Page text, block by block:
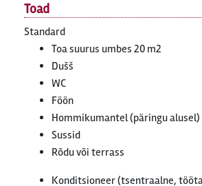
Toad
Standard
Toa suurus umbes 20 m2
Dušš
WC
Föön
Hommikumantel (päringu alusel)
Sussid
Rõdu või terrass
Konditsioneer (tsentraalne,